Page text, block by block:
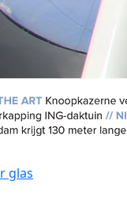
glas